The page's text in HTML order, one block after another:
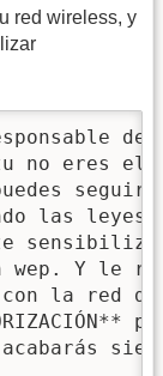
red wireless, y
no eres
las
Y le
con la red